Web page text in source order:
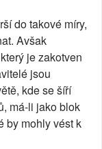
do takové míry,
Avšak
je zakotven
jsou
kde se šíří
má-li jako blok
by mohly vést k